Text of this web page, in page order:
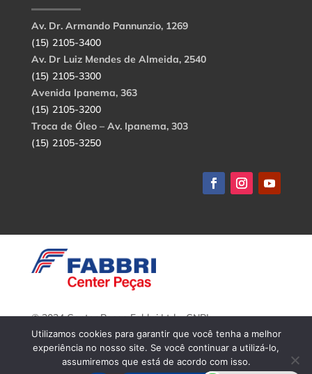
Av. Dr. Armando Pannunzio, 1269
(15) 2105-3400
Av. Dr Luiz Mendes de Almeida, 2540
(15) 2105-3300
Avenida Ipanema, 363
(15) 2105-3200
Troca de Óleo – Av. Ipanema, 303
(15) 2105-3250
© 2024 Center Peças Fabbri Ltda. CNPJ:
56.908.650/0001-94.
Todos os direitos reservados.
Utilizamos cookies para garantir que você tenha a melhor
experiência no nosso site. Se você continuar a utilizá-lo,
assumiremos que está de acordo com isso.